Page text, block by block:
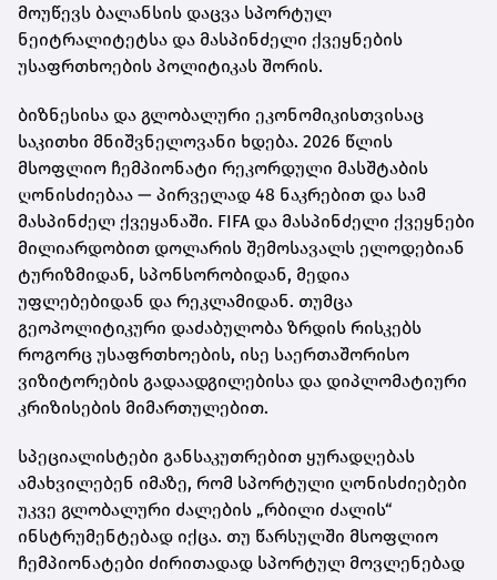
მოუწევს ბალანსის დაცვა სპორტულ
ნეიტრალიტეტსა და მასპინძელი ქვეყნების
უსაფრთხოების პოლიტიკას შორის.
ბიზნესისა და გლობალური ეკონომიკისთვისაც
საკითხი მნიშვნელოვანი ხდება. 2026 წლის
მსოფლიო ჩემპიონატი რეკორდული მასშტაბის
ღონისძიებაა — პირველად 48 ნაკრებით და სამ
მასპინძელ ქვეყანაში. FIFA და მასპინძელი ქვეყნები
მილიარდობით დოლარის შემოსავალს ელოდებიან
ტურიზმიდან, სპონსორობიდან, მედია
უფლებებიდან და რეკლამიდან. თუმცა
გეოპოლიტიკური დაძაბულობა ზრდის რისკებს
როგორც უსაფრთხოების, ისე საერთაშორისო
ვიზიტორების გადაადგილებისა და დიპლომატიური
კრიზისების მიმართულებით.
სპეციალისტები განსაკუთრებით ყურადღებას
ამახვილებენ იმაზე, რომ სპორტული ღონისძიებები
უკვე გლობალური ძალების „რბილი ძალის“
ინსტრუმენტებად იქცა. თუ წარსულში მსოფლიო
ჩემპიონატები ძირითადად სპორტულ მოვლენებად